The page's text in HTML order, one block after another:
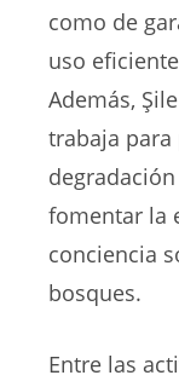
como de
uso
Además,
trabaja
fomentar la
conciencia
bosques.
Entre las